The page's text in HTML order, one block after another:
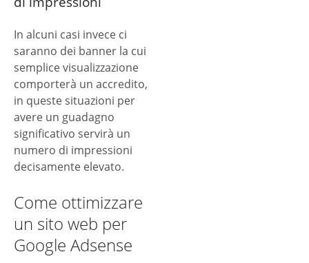
In alcuni casi invece ci
saranno dei banner la cui
semplice visualizzazione
comporterà un accredito,
in queste situazioni per
avere un guadagno
significativo servirà un
numero di impressioni
decisamente elevato.
Come ottimizzare
un sito web per
Google Adsense